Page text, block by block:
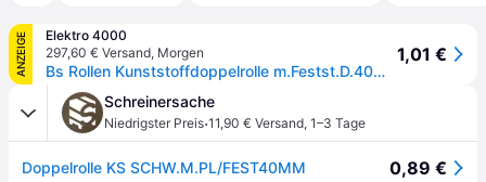
ANZEIGE
Elektro 4000
297,60 € Versand, Morgen
Bs Rollen Kunststoffdoppelrolle m.Festst.D.40mm Trgf.30kg m.Platte harte
1,01 €
Schreinersache
Niedrigster Preis·11,90 € Versand, 1–3 Tage
Doppelrolle KS SCHW.M.PL/FEST40MM 0,89 €